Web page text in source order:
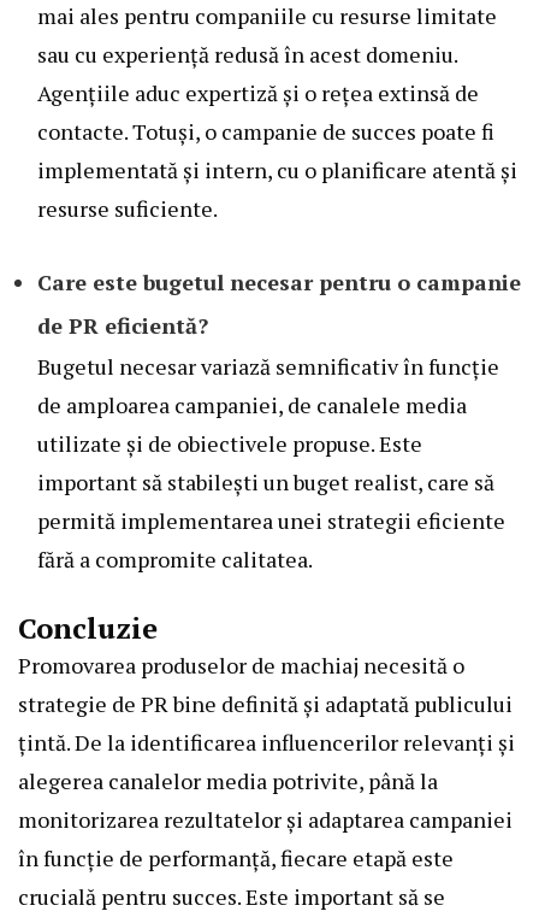
mai ales pentru companiile cu resurse limitate
sau cu experiență redusă în acest domeniu.
Agențiile aduc expertiză și o rețea extinsă de
contacte. Totuși, o campanie de succes poate fi
implementată și intern, cu o planificare atentă și
resurse suficiente.
Care este bugetul necesar pentru o campanie
de PR eficientă?
Bugetul necesar variază semnificativ în funcție
de amploarea campaniei, de canalele media
utilizate și de obiectivele propuse. Este
important să stabilești un buget realist, care să
permită implementarea unei strategii eficiente
fără a compromite calitatea.
Concluzie
Promovarea produselor de machiaj necesită o
strategie de PR bine definită și adaptată publicului
țintă. De la identificarea influencerilor relevanți și
alegerea canalelor media potrivite, până la
monitorizarea rezultatelor și adaptarea campaniei
în funcție de performanță, fiecare etapă este
crucială pentru succes. Este important să se